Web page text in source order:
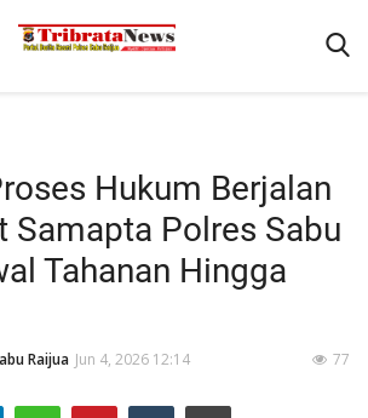
Hukum Berjalan
Samapta Polres Sabu
Tahanan Hingga
Raijua Jun 4, 2026 12:14 77